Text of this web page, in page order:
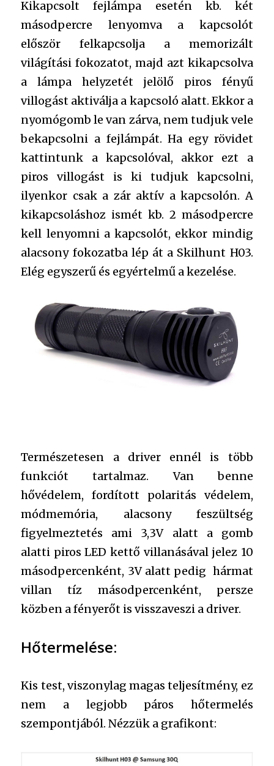
Kikapcsolt fejlámpa esetén kb. két
másodpercre lenyomva a kapcsolót
először felkapcsolja a memorizált
világítási fokozatot, majd azt kikapcsolva
a lámpa helyzetét jelölő piros fényű
villogást aktiválja a kapcsoló alatt. Ekkor a
nyomógomb le van zárva, nem tudjuk vele
bekapcsolni a fejlámpát. Ha egy rövidet
kattintunk a kapcsolóval, akkor ezt a
piros villogást is ki tudjuk kapcsolni,
ilyenkor csak a zár aktív a kapcsolón. A
kikapcsoláshoz ismét kb. 2 másodpercre
kell lenyomni a kapcsolót, ekkor mindig
alacsony fokozatba lép át a Skilhunt H03.
Elég egyszerű és egyértelmű a kezelése.
Természetesen a driver ennél is több
funkciót tartalmaz. Van benne
hővédelem, fordított polaritás védelem,
módmemória, alacsony feszültség
figyelmeztetés ami 3,3V alatt a gomb
alatti piros LED kettő villanásával jelez 10
másodpercenként, 3V alatt pedig hármat
villan tíz másodpercenként, persze
közben a fényerőt is visszaveszi a driver.
Hőtermelése:
Kis test, viszonylag magas teljesítmény, ez
nem a legjobb páros hőtermelés
szempontjából. Nézzük a grafikont: